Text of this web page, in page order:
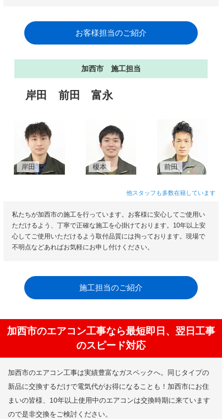
お客様担当のご紹介
加西市 施工担当
岸田 前田 富永
岸田 榎本 前田
他スタッフも多数在籍しています
私たちが加西市の施工を行っています。お客様に安心してご使用い
ただけるよう、丁寧で正確な施工を心掛けております。10年以上安
心してご使用いただけるよう取付品質には拘っております。現場で
不明点などあればお気軽にお申し付けください。
施工担当のご紹介
加西市のエアコン工事なら最短即日、翌日工事
のスピード対応
加西市のエアコン工事は実績豊富なガスペックへ。同じタイプの
新品に交換するだけで電気代がお得になることも！加西市にお住
まいの皆様、10年以上使用中のエアコンは交換時期に来ています
ので是非交換をご検討ください。